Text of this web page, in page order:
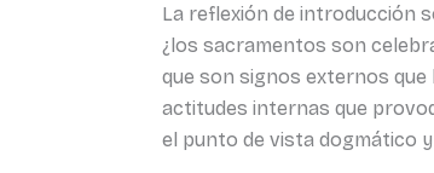
La reflexión de introducción
¿los sacramentos son
que son signos externos
actitudes internas que
el punto de vista dogmático